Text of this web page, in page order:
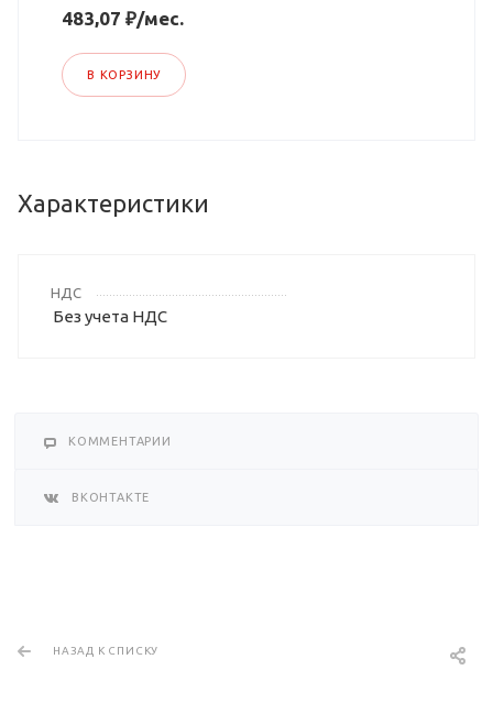
483,07 ₽/мес.
В КОРЗИНУ
Характеристики
НДС
Без учета НДС
КОММЕНТАРИИ
ВКОНТАКТЕ
НАЗАД К СПИСКУ